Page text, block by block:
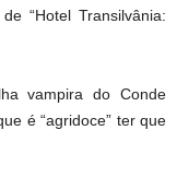
“Hotel Transilvânia:
vampira do Conde
é “agridoce” ter que